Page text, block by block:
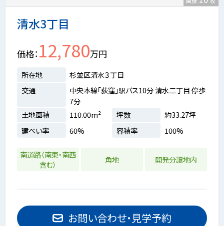
清水3丁目
価格 12,780万円
所在地
杉並区清水３丁目
交通
中央本線「荻窪」駅バス10分 清水二丁目 停歩
7分
土地面積
110.00m² 坪数
約33.27坪
建ぺい率
60% 容積率 100%
南道路（南東・南西
含む）
角地 開発分譲地内
お問い合わせ・見学予約